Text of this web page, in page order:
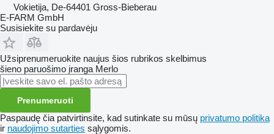
Vokietija, De-64401 Gross-Bieberau
E-FARM GmbH
Susisiekite su pardavėju
Užsiprenumeruokite naujus šios rubrikos skelbimus
šieno paruošimo įranga Merlo
Prenumeruoti
Paspaudę čia patvirtinsite, kad sutinkate su mūsų privatumo politika
ir naudojimo sutarties sąlygomis.